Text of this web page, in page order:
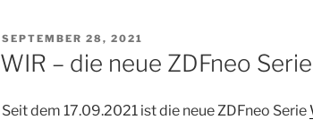
VERÖFFENTLICHT
AM
SEPTEMBER 28, 2021
WIR – die neue ZDFneo Serie
Seit dem 17.09.2021 ist die neue ZDFneo Serie